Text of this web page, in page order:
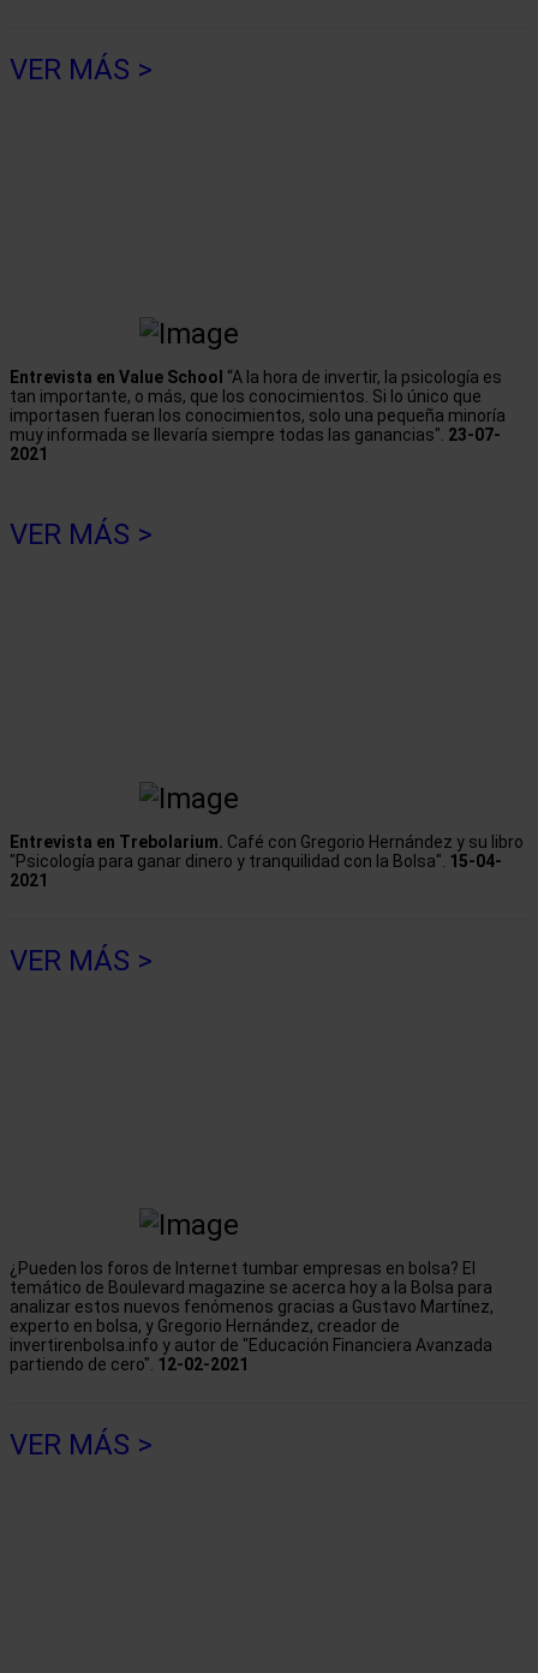
VER MÁS >
Entrevista en Value School “A la hora de invertir, la psicología es
tan importante, o más, que los conocimientos. Si lo único que
importasen fueran los conocimientos, solo una pequeña minoría
muy informada se llevaría siempre todas las ganancias". 23-07-
2021
VER MÁS >
Entrevista en Trebolarium. Café con Gregorio Hernández y su libro
"Psicología para ganar dinero y tranquilidad con la Bolsa". 15-04-
2021
VER MÁS >
¿Pueden los foros de Internet tumbar empresas en bolsa? El
temático de Boulevard magazine se acerca hoy a la Bolsa para
analizar estos nuevos fenómenos gracias a Gustavo Martínez,
experto en bolsa, y Gregorio Hernández, creador de
invertirenbolsa.info y autor de "Educación Financiera Avanzada
partiendo de cero". 12-02-2021
VER MÁS >